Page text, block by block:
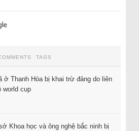
TAGS
ở Thanh Hóa bị khai trừ đảng do liên
world cup
Khoa học và ông nghệ bắc ninh bị